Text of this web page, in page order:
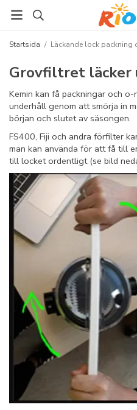
Startsida / Läckande lock
Grovfiltret läcker
Kemin kan få packningar och
underhåll genom att smörja in
början och slutet av säsongen.
FS400, Fiji och andra förfilter
man kan använda för att få till
till locket ordentligt (se bild